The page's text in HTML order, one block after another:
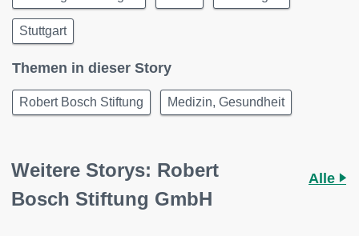
Stuttgart
Themen in dieser Story
Robert Bosch Stiftung Medizin, Gesundheit
Weitere Storys: Robert
Bosch Stiftung GmbH
Alle